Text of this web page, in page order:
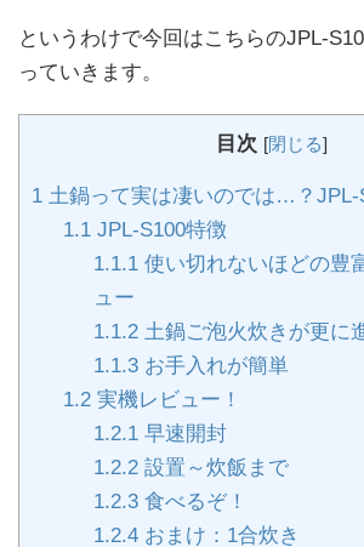
というわけで今回はこちらのJPL-
っていきます。
目次 [閉じる]
1 土鍋って実は凄いのでは…？JPL-
1.1JPL-S100特徴
1.1.1 使い切れないほどの豊
ュー
1.1.2 土鍋ご泡火炊きが更に
1.1.3 お手入れが簡単
1.2実機レビュー！
1.2.1 早速開封
1.2.2 設置～炊飯まで
1.2.3 食べるぞ！
1.2.4 おまけ：1合炊き